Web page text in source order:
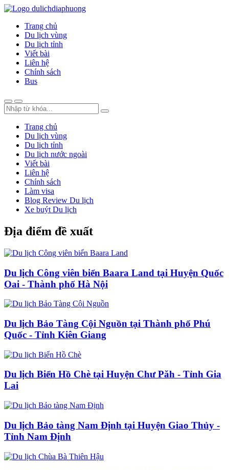
Trang chủ
Du lịch vùng
Du lịch tỉnh
Viết bài
Liên hệ
Chính sách
Bus
Trang chủ
Du lịch vùng
Du lịch tỉnh
Du lịch nước ngoài
Viết bài
Liên hệ
Chính sách
Làm visa
Blog Review Du lịch
Xe buýt Du lịch
Địa điểm đề xuất
Du lịch Công viên biển Baara Land tại Huyện Quốc
Oai - Thành phố Hà Nội
Du lịch Bảo Tàng Cội Nguồn tại Thành phố Phú
Quốc - Tỉnh Kiên Giang
Du lịch Biển Hồ Chè tại Huyện Chư Păh - Tỉnh Gia
Lai
Du lịch Bảo tàng Nam Định tại Huyện Giao Thủy -
Tỉnh Nam Định